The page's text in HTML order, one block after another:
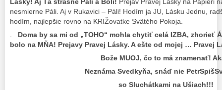
nesmierne Páli. Aj v Rukavici – Páli! Hodím ja JU, Lásku Jednu,
hodím, najlepšie rovno na KRIŽovatke Svätého Pokoja.
Doma by sa mi od „TOHO“ mohla chytiť celá IZBA, zhorieť
bolo na MŇA! Prejavy Pravej Lásky. A ešte od mojej … Pravej
Bože MUOJ, čo to má znamenať!
Neznáma Svedkyňa, snáď nie
so Sluchátkami na Ušiach!!!